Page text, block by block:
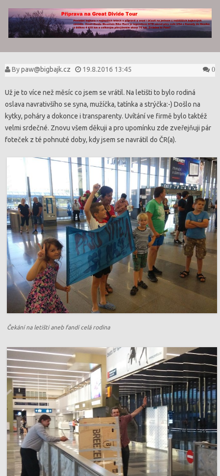
Bypaw@bigbajk.cz 19.8.2016 13:45 0
Už je to více než měsíc co jsem se vrátil. Na letišti to bylo rodiná
oslava navrativšího se syna, mužíčka, tatínka a strýčka:-) Došlo na
kytky, poháry a dokonce i transparenty. Uvítání ve firmě bylo taktéž
velmi srdečné. Znovu všem děkuji a pro upomínku zde zveřejňuji pár
foteček z té pohnuté doby, kdy jsem se navrátil do ČR(a).
Čekání na letišti aneb fandí celá rodina